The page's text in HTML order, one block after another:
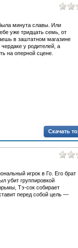
минута славы. Или
уже тридцать семь, от
в заштатном магазине
у родителей, а
на оперной сцене.
Скачать
игрок в Го. Его брат
убит группировкой
Тэ-сок собирает
перед собой цель —